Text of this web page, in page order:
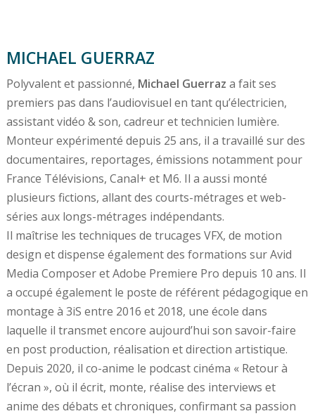
MICHAEL GUERRAZ
Polyvalent et passionné, Michael Guerraz a fait ses
premiers pas dans l’audiovisuel en tant qu’électricien,
assistant vidéo & son, cadreur et technicien lumière.
Monteur expérimenté depuis 25 ans, il a travaillé sur des
documentaires, reportages, émissions notamment pour
France Télévisions, Canal+ et M6. Il a aussi monté
plusieurs fictions, allant des courts-métrages et web-
séries aux longs-métrages indépendants.
Il maîtrise les techniques de trucages VFX, de motion
design et dispense également des formations sur Avid
Media Composer et Adobe Premiere Pro depuis 10 ans. Il
a occupé également le poste de référent pédagogique en
montage à 3iS entre 2016 et 2018, une école dans
laquelle il transmet encore aujourd’hui son savoir-faire
en post production, réalisation et direction artistique.
Depuis 2020, il co-anime le podcast cinéma « Retour à
l’écran », où il écrit, monte, réalise des interviews et
anime des débats et chroniques, confirmant sa passion